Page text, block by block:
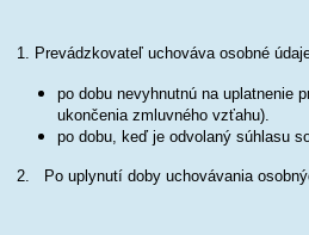
1. Prevádzkovateľ uchováva osobné
po dobu nevyhnutnú na uplatnenie
ukončenia zmluvného vzťahu).
po dobu, keď je odvolaný súhlasu
2. Po uplynutí doby uchovávania